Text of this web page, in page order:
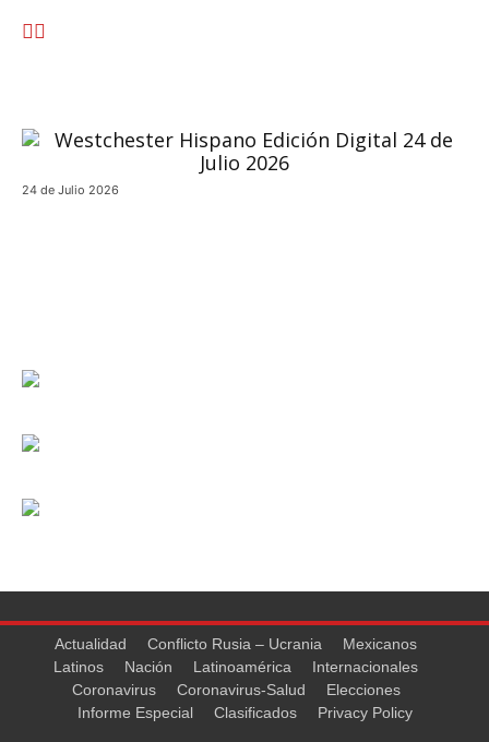
24 de Julio 2026
Actualidad Conflicto Rusia – Ucrania
Mexicanos
Latinos
Nación Latinoamérica
Internacionales
Coronavirus
Coronavirus-Salud
Elecciones
Informe Especial
Clasificados Privacy Policy